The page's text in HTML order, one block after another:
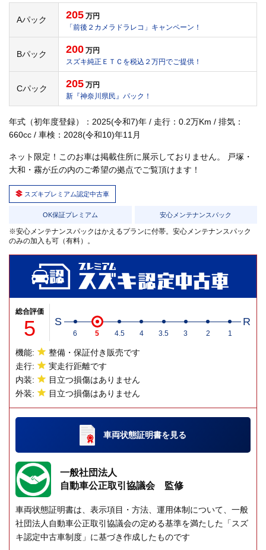
Aパック 205 万円
「前後２カメラドラレコ」キャンペーン！
Bパック 200 万円
スズキ純正ＥＴＣを税込２万円でご提供！
Cパック 205 万円
新『神奈川県民』パック！
年式（初年度登録）：2025(令和7)年 / 走行：0.2万Km / 排気：
660cc / 車検：2028(令和10)年11月
ネット限定！このお車は掲載住所に展示しておりません。 戸塚・
大和・霧が丘の内のご希望の拠点でご覧頂けます！
スズキプレミアム認定中古車
OK保証プレミアム 安心メンテナンスパック
※安心メンテナンスパックはかえるプランに付帯。安心メンテナンスパック
のみの加入も可（有料）。
総合評価
5 S R
6 5 4.5 4 3.5 3 2 1
機能:
整備・保証付き販売です
走行:
実走行距離です
内装:
目立つ損傷はありません
外装:
目立つ損傷はありません
車両状態証明書を見る
一般社団法人
自動車公正取引協議会 監修
車両状態証明書は、表示項目・方法、運用体制について、一般
社団法人自動車公正取引協議会の定める基準を満たした「スズ
キ認定中古車制度」に基づき作成したものです